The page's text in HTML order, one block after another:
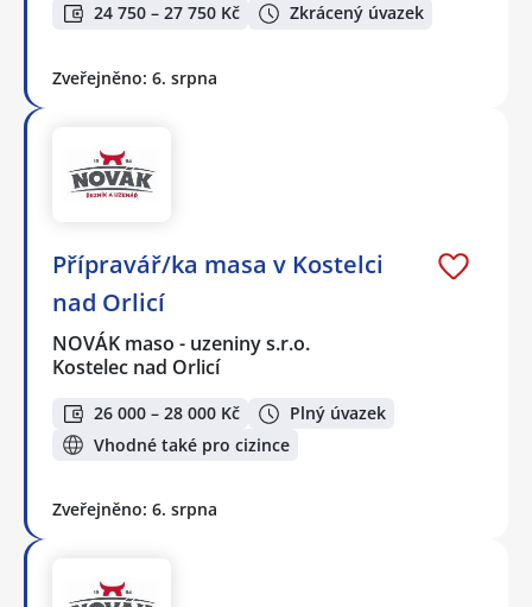
24 750 – 27 750 Kč Zkrácený úvazek
Zveřejněno: 6. srpna
Přípravář/ka masa v Kostelci
nad Orlicí
NOVÁK maso - uzeniny s.r.o.
Kostelec nad Orlicí
26 000 – 28 000 Kč
Plný úvazek
Vhodné také pro cizince
Zveřejněno: 6. srpna